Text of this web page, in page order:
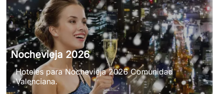
Nochevieja 2026
Hoteles para Nochevieja 2026 Comunidad
Valenciana.